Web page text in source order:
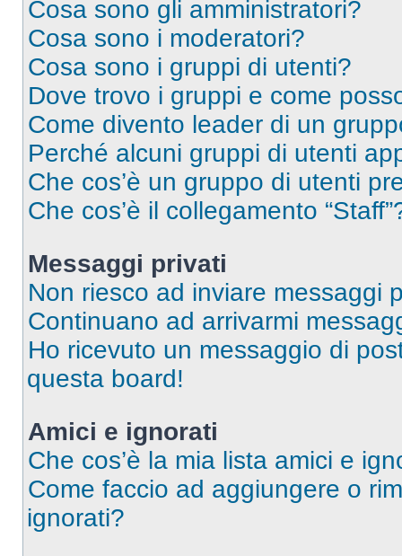
Cosa sono gli amministratori?
Cosa sono i moderatori?
Cosa sono i gruppi di utenti?
Dove trovo i gruppi e come
Come divento leader di un
Perché alcuni gruppi di utenti
Che cos’è un gruppo di utenti
Che cos’è il collegamento
Messaggi privati
Non riesco ad inviare messaggi
Continuano ad arrivarmi
Ho ricevuto un messaggio di
questa board!
Amici e ignorati
Che cos’è la mia lista amici e
Come faccio ad aggiungere o
ignorati?